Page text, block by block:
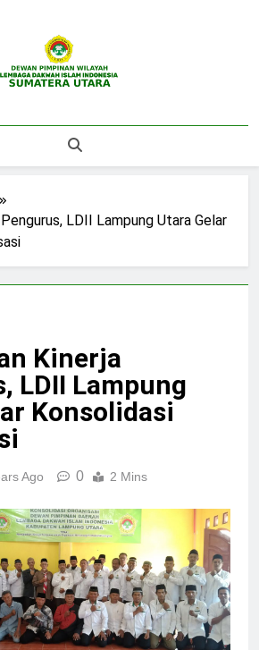
DPW LDII
Sumatera Utara
LDII Lampung Utara Gelar
Kinerja
LDII Lampung
Konsolidasi
Ago 0 2 Mins